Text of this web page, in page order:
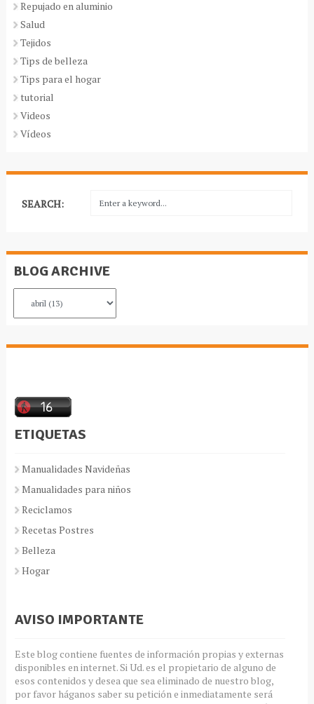
Repujado en aluminio
Salud
Tejidos
Tips de belleza
Tips para el hogar
tutorial
Videos
Vídeos
SEARCH:
BLOG ARCHIVE
ETIQUETAS
Manualidades Navideñas
Manualidades para niños
Reciclamos
Recetas Postres
Belleza
Hogar
AVISO IMPORTANTE
Este blog contiene fuentes de información propias y externas
disponibles en internet. Si Ud. es el propietario de alguno de
esos contenidos y desea que sea eliminado de nuestro blog,
por favor háganos saber su petición e inmediatamente será